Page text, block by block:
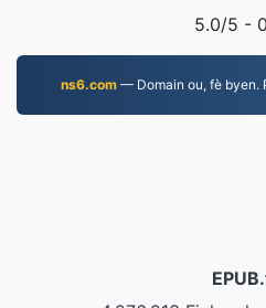
5.0/5 - 0
ns6.com — Domain ou, fè byen.